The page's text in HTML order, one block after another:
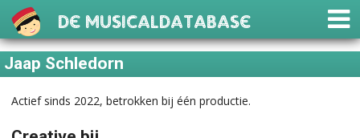
De Musicaldatabase
Jaap Schledorn
Actief sinds 2022, betrokken bij één productie.